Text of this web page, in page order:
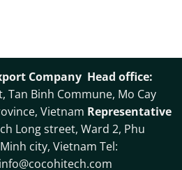
Company Head office:
Tan Binh Commune, Mo Cay
Vietnam Representative
Long street, Ward 2, Phu
city, Vietnam Tel:
info@cocohitech.com